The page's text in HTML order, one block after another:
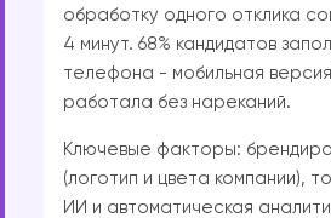
обработку одного отклика
4 минут. 68% кандидатов
телефона - мобильная
работала без нареканий.
Ключевые факторы:
(логотип и цвета компании),
ИИ и автоматическая